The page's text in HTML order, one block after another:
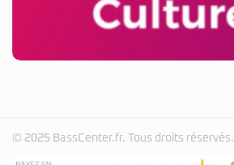
© 2025 BassCenter.fr. Tous droits réservés.